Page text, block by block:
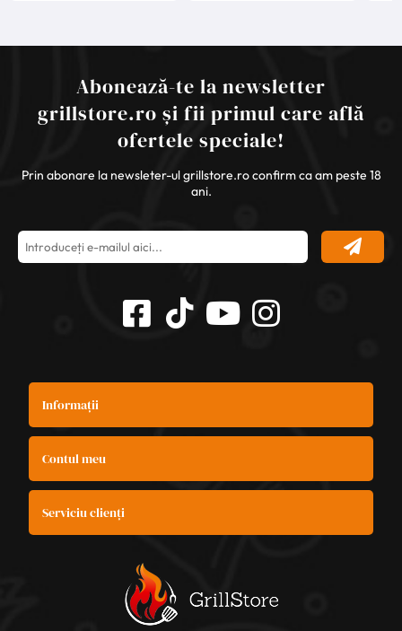
Abonează-te la newsletter
grillstore.ro și fii primul care află
ofertele speciale!
Prin abonare la newsleter-ul grillstore.ro confirm ca am peste 18
ani.
Informații
Contul meu
Serviciu clienți